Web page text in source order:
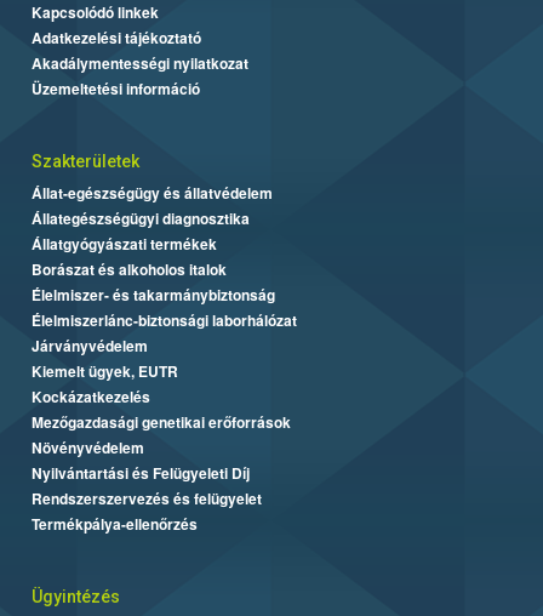
Kapcsolódó linkek
Adatkezelési tájékoztató
Akadálymentességi nyilatkozat
Üzemeltetési információ
Szakterületek
Állat-egészségügy és állatvédelem
Állategészségügyi diagnosztika
Állatgyógyászati termékek
Borászat és alkoholos italok
Élelmiszer- és takarmánybiztonság
Élelmiszerlánc-biztonsági laborhálózat
Járványvédelem
Kiemelt ügyek, EUTR
Kockázatkezelés
Mezőgazdasági genetikai erőforrások
Növényvédelem
Nyilvántartási és Felügyeleti Díj
Rendszerszervezés és felügyelet
Termékpálya-ellenőrzés
Ügyintézés